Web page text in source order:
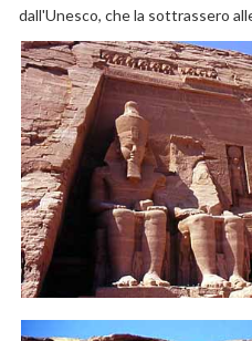
dall'Unesco, che la sottrassero